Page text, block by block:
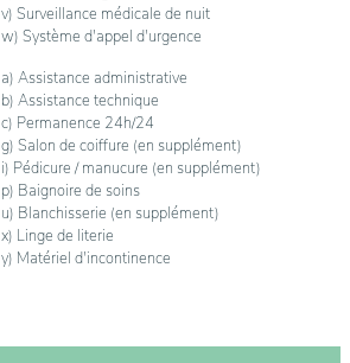
v) Surveillance médicale de nuit
w) Système d'appel d'urgence
a) Assistance administrative
b) Assistance technique
c) Permanence 24h/24
g) Salon de coiffure (en supplément)
i) Pédicure / manucure (en supplément)
p) Baignoire de soins
u) Blanchisserie (en supplément)
x) Linge de literie
y) Matériel d'incontinence